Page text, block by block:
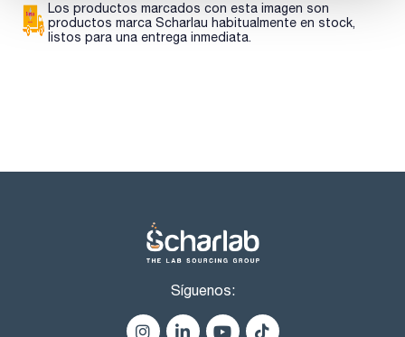
Los productos marcados con esta imagen son
productos marca Scharlau habitualmente en stock,
listos para una entrega inmediata.
Síguenos: